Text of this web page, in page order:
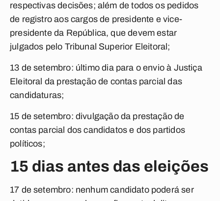
respectivas decisões; além de todos os pedidos
de registro aos cargos de presidente e vice-
presidente da República, que devem estar
julgados pelo Tribunal Superior Eleitoral;
13 de setembro: último dia para o envio à Justiça
Eleitoral da prestação de contas parcial das
candidaturas;
15 de setembro: divulgação da prestação de
contas parcial dos candidatos e dos partidos
políticos;
15 dias antes das eleições
17 de setembro: nenhum candidato poderá ser